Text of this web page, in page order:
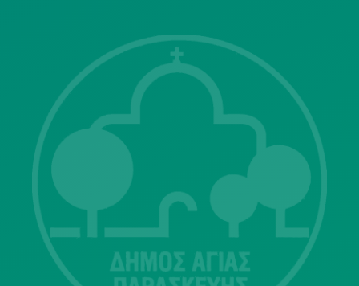
Λ. Μεσογείων 415-417 Τ.Κ.15343
Αγία Παρασκευή
213 2004500
dimos@agiaparaskevi.gr